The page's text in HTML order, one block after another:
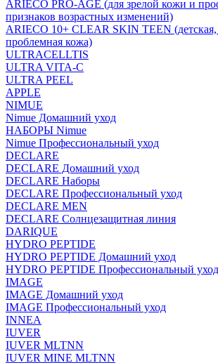
ARIECO PRO-AGE (для зрелой кожи и
признаков возрастных изменений)
ARIECO 10+ CLEAR SKIN TEEN (детская,
проблемная кожа)
ULTRACELLTIS
ULTRA VITA-C
ULTRA PEEL
APPLE
NIMUE
Nimue Домашний уход
НАБОРЫ Nimue
Nimue Профессиональный уход
DECLARE
DECLARE Домашний уход
DECLARE Наборы
DECLARE Профессиональный уход
DECLARE MEN
DECLARE Солнцезащитная линия
DARIQUE
HYDRO PEPTIDE
HYDRO PEPTIDE Домашний уход
HYDRO PEPTIDE Профессиональный уход
IMAGE
IMAGE Домашний уход
IMAGE Профессиональный уход
INNEA
IUVER
IUVER MLTNN
IUVER MINE MLTNN